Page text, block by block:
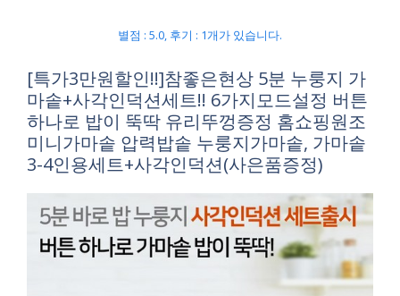
별점 : 5.0, 후기 : 1개가 있습니다.
[특가3만원할인!!]참좋은현상 5분 누룽지 가
마솥+사각인덕션세트!! 6가지모드설정 버튼
하나로 밥이 뚝딱 유리뚜껑증정 홈쇼핑원조
미니가마솥 압력밥솥 누룽지가마솥, 가마솥
3-4인용세트+사각인덕션(사은품증정)